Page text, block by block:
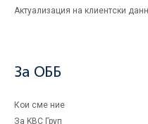
Актуализация на клиентски
За ОББ
Кои сме ние
За KBC Груп